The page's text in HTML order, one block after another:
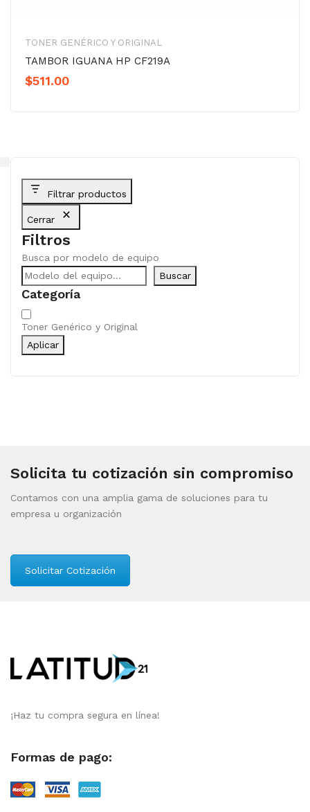
TONER GENÉRICO Y ORIGINAL
TAMBOR IGUANA HP CF219A
$511.00
Filtrar productos
Cerrar
Filtros
Busca por modelo de equipo
Buscar
Categoría
Categoría
Toner Genérico y Original
Aplicar
Solicita tu cotización sin compromiso
Contamos con una amplia gama de soluciones para tu
empresa u organización
Solicitar Cotización
¡Haz tu compra segura en línea!
Formas de pago: